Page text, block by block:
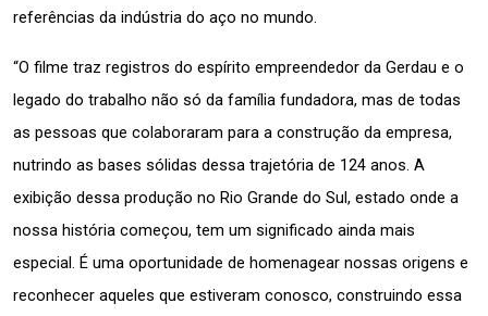
referências da indústria do aço no mundo.
“O filme traz registros do espírito empreendedor da Gerdau e o
legado do trabalho não só da família fundadora, mas de todas
as pessoas que colaboraram para a construção da empresa,
nutrindo as bases sólidas dessa trajetória de 124 anos. A
exibição dessa produção no Rio Grande do Sul, estado onde a
nossa história começou, tem um significado ainda mais
especial. É uma oportunidade de homenagear nossas origens e
reconhecer aqueles que estiveram conosco, construindo essa